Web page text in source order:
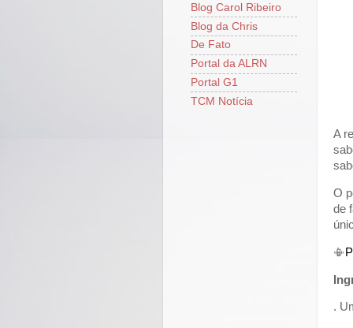
A
O
de
📳
.
Blog Carol Ribeiro
Blog da Chris
De Fato
Portal da ALRN
Portal G1
TCM Notícia